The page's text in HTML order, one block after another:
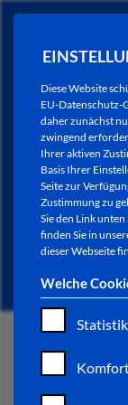
Diese Website
EU-Datenschutz-
daher zunächst
zwingend
Ihrer aktiven
Basis Ihrer
Seite zur
Zustimmung zu
Sie den Link
finden Sie in
dieser Webseite
Welche
SMART
START